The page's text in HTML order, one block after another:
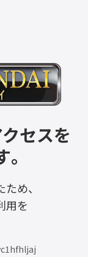
セスを
め、
用を